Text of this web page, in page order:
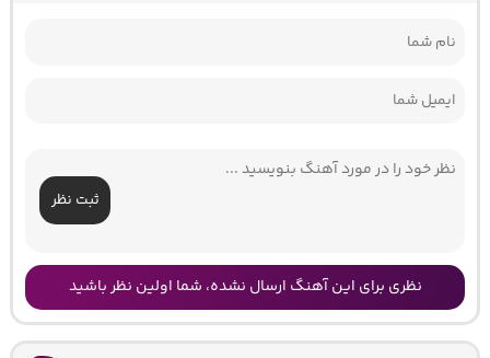
ثبت نظر
نظری برای این آهنگ ارسال نشده، شما اولین نظر باشید